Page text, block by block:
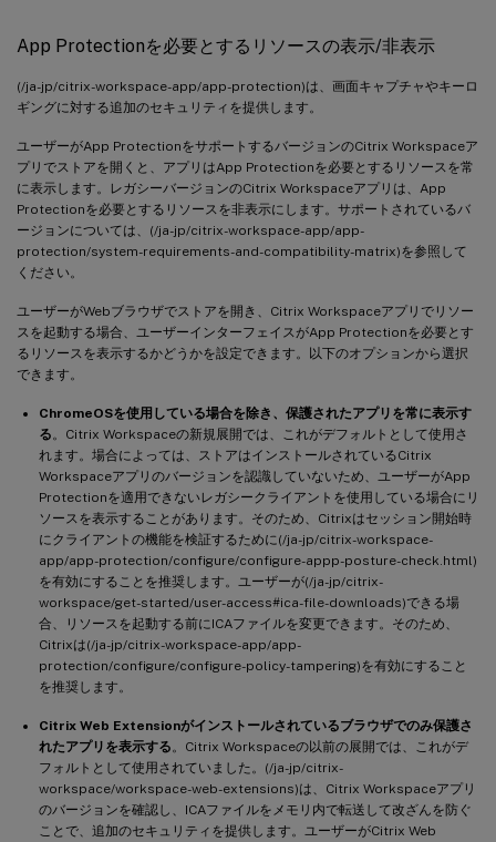
App Protectionを必要とするリソースの表示/非表示
(/ja-jp/citrix-workspace-app/app-protection)は、画面キャプチャやキーロ
ギングに対する追加のセキュリティを提供します。
ユーザーがApp ProtectionをサポートするバージョンのCitrix Workspaceア
プリでストアを開くと、アプリはApp Protectionを必要とするリソースを常
に表示します。レガシーバージョンのCitrix Workspaceアプリは、App
Protectionを必要とするリソースを非表示にします。サポートされているバ
ージョンについては、(/ja-jp/citrix-workspace-app/app-
protection/system-requirements-and-compatibility-matrix)を参照して
ください。
ユーザーがWebブラウザでストアを開き、Citrix Workspaceアプリでリソー
スを起動する場合、ユーザーインターフェイスがApp Protectionを必要とす
るリソースを表示するかどうかを設定できます。以下のオプションから選択
できます。
ChromeOSを使用している場合を除き、保護されたアプリを常に表示す
る 。Citrix Workspaceの新規展開では、これがデフォルトとして使用さ
れます。場合によっては、ストアはインストールされているCitrix
Workspaceアプリのバージョンを認識していないため、ユーザーがApp
Protectionを適用できないレガシークライアントを使用している場合にリ
ソースを表示することがあります。そのため、Citrixはセッション開始時
にクライアントの機能を検証するために(/ja-jp/citrix-workspace-
app/app-protection/configure/configure-appp-posture-check.html)
を有効にすることを推奨します。ユーザーが(/ja-jp/citrix-
workspace/get-started/user-access#ica-file-downloads)できる場
合、リソースを起動する前にICAファイルを変更できます。そのため、
Citrixは(/ja-jp/citrix-workspace-app/app-
protection/configure/configure-policy-tampering)を有効にすること
を推奨します。
Citrix Web Extensionがインストールされているブラウザでのみ保護さ
れたアプリを表示する 。Citrix Workspaceの以前の展開では、これがデ
フォルトとして使用されていました。(/ja-jp/citrix-
workspace/workspace-web-extensions)は、Citrix Workspaceアプリ
のバージョンを確認し、ICAファイルをメモリ内で転送して改ざんを防ぐ
ことで、追加のセキュリティを提供します。ユーザーがCitrix Web